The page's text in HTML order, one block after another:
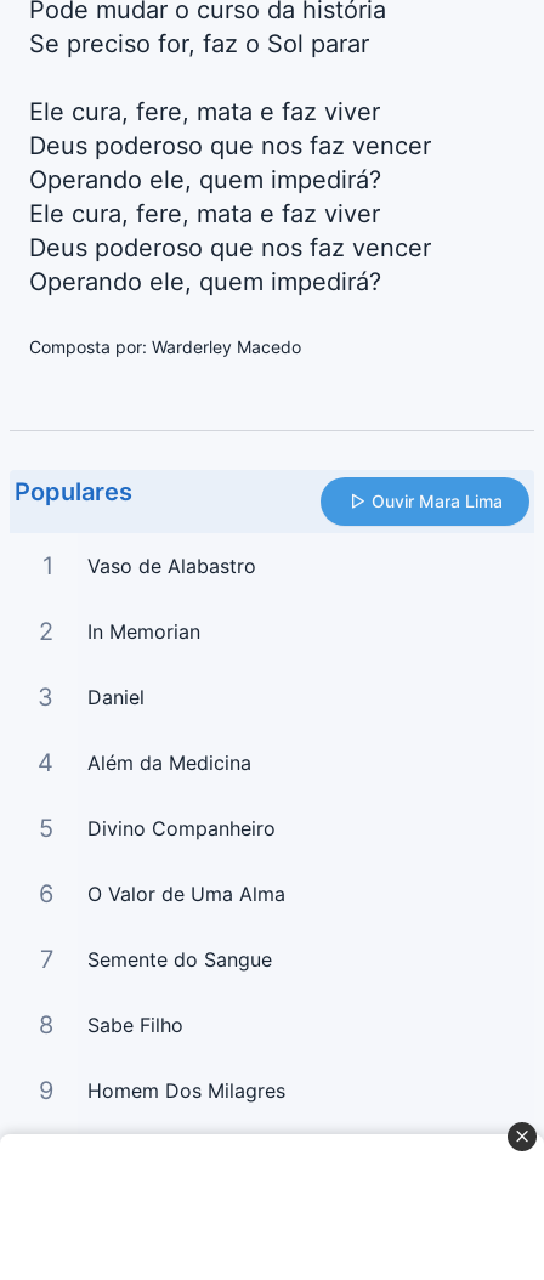
Pode mudar o curso da história
Se preciso for, faz o Sol parar
Ele cura, fere, mata e faz viver
Deus poderoso que nos faz vencer
Operando ele, quem impedirá?
Ele cura, fere, mata e faz viver
Deus poderoso que nos faz vencer
Operando ele, quem impedirá?
Composta por: Warderley Macedo
Populares Ouvir Mara Lima
1 Vaso de Alabastro
2 In Memorian
3 Daniel
4 Além da Medicina
5 Divino Companheiro
6 O Valor de Uma Alma
7 Semente do Sangue
8 Sabe Filho
9 Homem Dos Milagres